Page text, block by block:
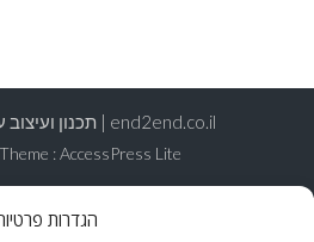
הגדרות
end2end.co.il | תכנון ועיצוב עד הפרט האחרון.
:AccessPress Lite